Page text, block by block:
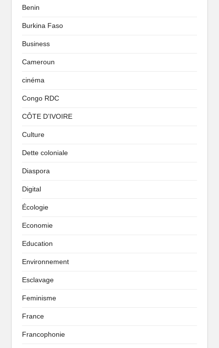
Benin
Burkina Faso
Business
Cameroun
cinéma
Congo RDC
CÔTE D’IVOIRE
Culture
Dette coloniale
Diaspora
Digital
Écologie
Economie
Education
Environnement
Esclavage
Feminisme
France
Francophonie